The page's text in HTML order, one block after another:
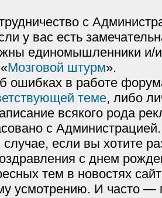
с
у вас есть
единомышленники и/
Мозговой штурм».
ошибках в работе
теме, либо
всякого рода
с
случае, если вы хотите
с днем
тем в новостях
усмотрению. И часто —